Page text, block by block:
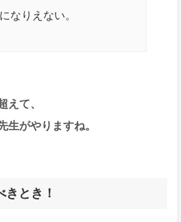
なりえない。
えて、
生がやりますね。
きとき！